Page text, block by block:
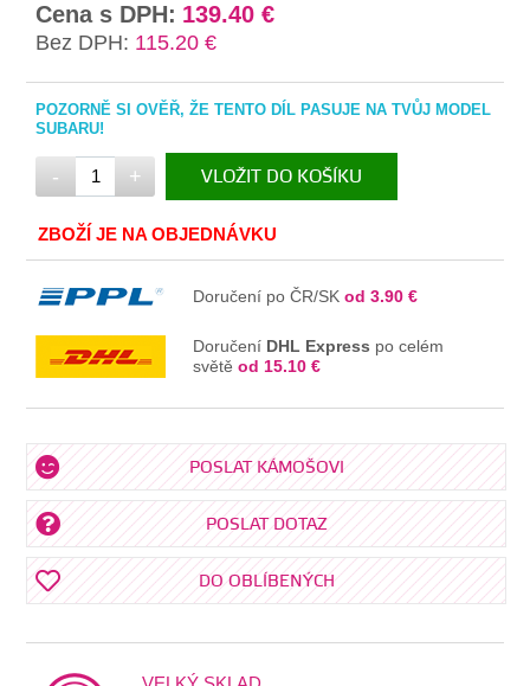
Cena s DPH: 139.40 €
Bez DPH: 115.20 €
POZORNĚ SI OVĚŘ, ŽE TENTO DÍL PASUJE NA TVŮJ MODEL
SUBARU!
- + VLOŽIT DO KOŠÍKU
V KOŠÍKU
ZBOŽÍ JE NA OBJEDNÁVKU
Doručení po ČR/SKod 3.90 €
Doručení DHL Express po celém
světěod 15.10 €
POSLAT KÁMOŠOVI
POSLAT DOTAZ
DO OBLÍBENÝCH